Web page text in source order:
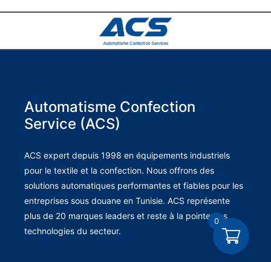
Automatisme Confection
Service (ACS)
ACS expert depuis 1998 en équipements industriels
pour le textile et la confection. Nous offrons des
solutions automatiques performantes et fiables pour les
entreprises sous douane en Tunisie. ACS représente
plus de 20 marques leaders et reste à la pointe des
technologies du secteur.
0